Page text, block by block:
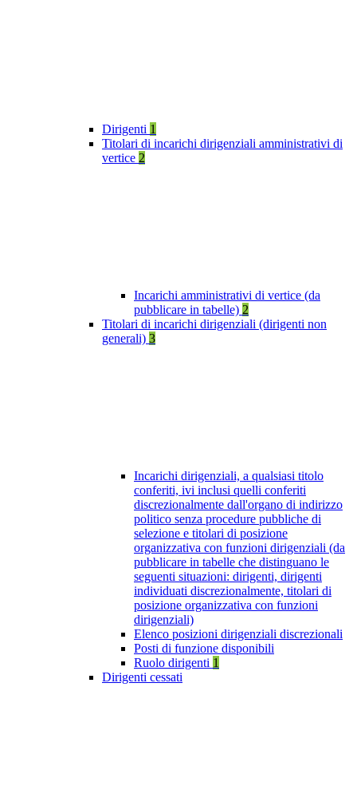
Dirigenti 1
Titolari di incarichi dirigenziali amministrativi di
vertice 2
Incarichi amministrativi di vertice (da
pubblicare in tabelle) 2
Titolari di incarichi dirigenziali (dirigenti non
generali) 3
Incarichi dirigenziali, a qualsiasi titolo
conferiti, ivi inclusi quelli conferiti
discrezionalmente dall'organo di indirizzo
politico senza procedure pubbliche di
selezione e titolari di posizione
organizzativa con funzioni dirigenziali (da
pubblicare in tabelle che distinguano le
seguenti situazioni: dirigenti, dirigenti
individuati discrezionalmente, titolari di
posizione organizzativa con funzioni
dirigenziali)
Elenco posizioni dirigenziali discrezionali
Posti di funzione disponibili
Ruolo dirigenti 1
Dirigenti cessati